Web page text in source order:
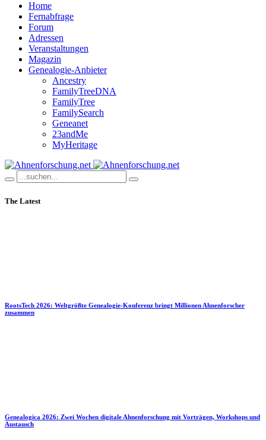
Home
Fernabfrage
Forum
Adressen
Veranstaltungen
Magazin
Genealogie-Anbieter
Ancestry
FamilyTreeDNA
FamilyTree
FamilySearch
Geneanet
23andMe
MyHeritage
The Latest
RootsTech 2026: Weltgrößte Genealogie-Konferenz bringt Millionen Ahnenforscher
zusammen
Genealogica 2026: Zwei Wochen digitale Ahnenforschung mit Vorträgen, Workshops und
Austausch